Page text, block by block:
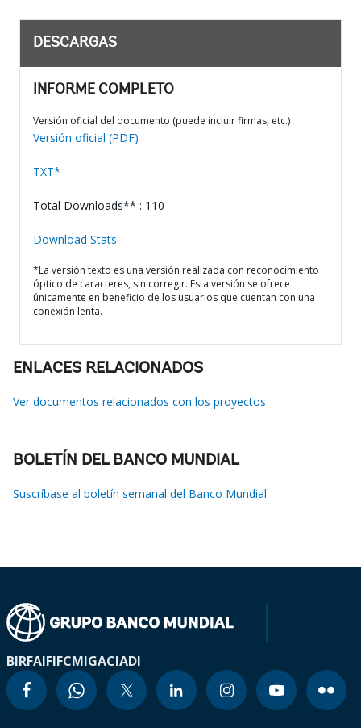
DESCARGAS
INFORME COMPLETO
Versión oficial del documento (puede incluir firmas, etc.)
Versión oficial (PDF)
TXT*
Total Downloads** : 110
Download Stats
*La versión texto es una versión realizada con reconocimiento
óptico de caracteres, sin corregir. Esta versión se ofrece
únicamente en beneficio de los usuarios que cuentan con una
conexión lenta.
ENLACES RELACIONADOS
Ver documentos relacionados con los proyectos
BOLETÍN DEL BANCO MUNDIAL
Suscríbase al boletín semanal del Banco Mundial
BIRFAIFIFCMIGACIADI